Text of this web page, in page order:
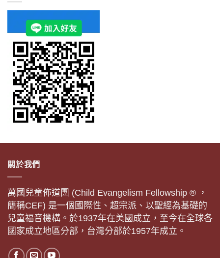
關於我們
萬國兒童佈道團 (Child Evangelism Fellowship ® ，
簡稱CEF) 是一個國際性、超宗派、以聖經為基礎的
兒童福音機構。於1937年在美國成立，至今在全球各
國家成立地區分部，台灣分部於1957年成立。